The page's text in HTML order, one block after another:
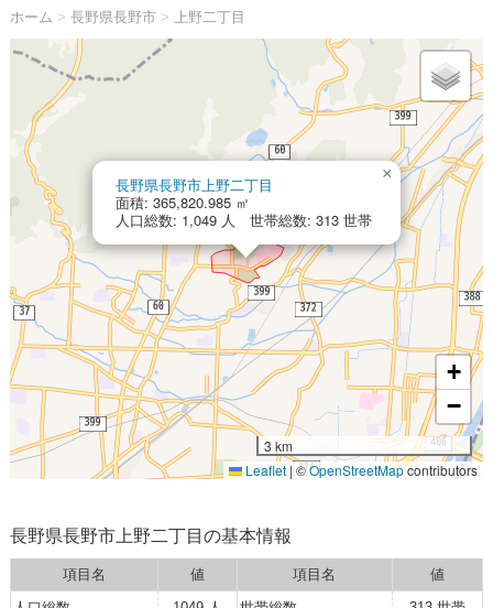
ホーム > 長野県長野市> 上野二丁目
長野県長野市上野二丁目
面積: 365,820.985 ㎡
人口総数: 1,049 人 世帯総数: 313 世帯
×
+
−
3 km
Leaflet | ©OpenStreetMapcontributors
長野県長野市上野二丁目の基本情報
項目名 値 項目名
値